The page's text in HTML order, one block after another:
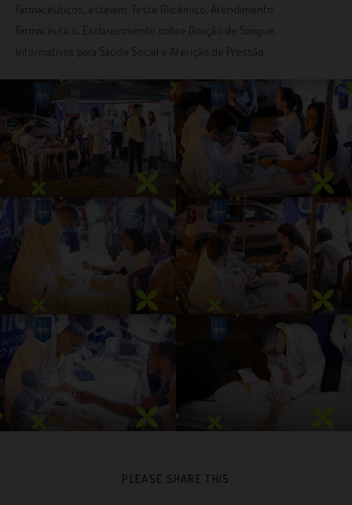
Farmacêuticos, estavam: Teste Glicêmico, Atendimento
Farmacêutico, Esclarecimento sobre Doação de Sangue,
Informativos para Saúde Social e Aferição de Pressão.
PLEASE SHARE THIS